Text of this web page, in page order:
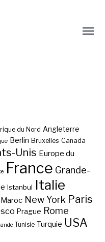
du Nord Angleterre
Berlin Bruxelles Canada
Unis Europe du
France Grande-
Istanbul Italie
Maroc New York Paris
Prague Rome
Tunisie Turquie USA